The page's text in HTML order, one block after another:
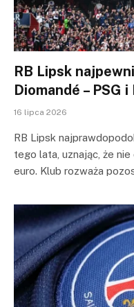
RB Lipsk
Diomandé – PSG
16 lipca 2026
RB Lipsk
tego lata, uznając, że
euro. Klub rozważa